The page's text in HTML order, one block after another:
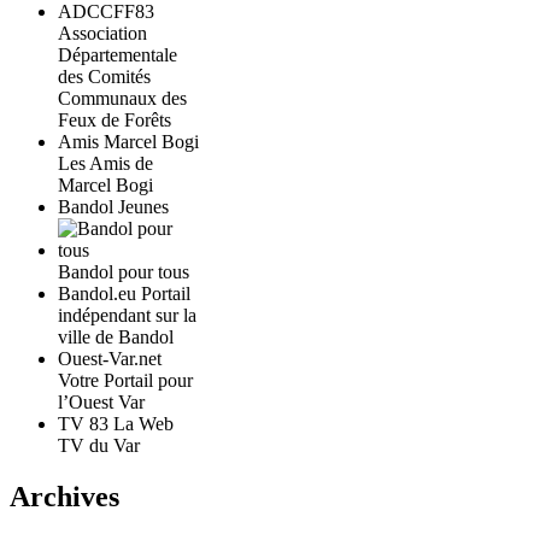
ADCCFF83
Association
Départementale
des Comités
Communaux des
Feux de Forêts
Amis Marcel Bogi
Les Amis de
Marcel Bogi
Bandol Jeunes
Bandol pour tous
Bandol.eu Portail
indépendant sur la
ville de Bandol
Ouest-Var.net
Votre Portail pour
l’Ouest Var
TV 83 La Web
TV du Var
Archives